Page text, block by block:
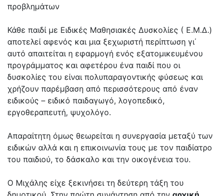
προβλημάτων
Κάθε παιδί με Ειδικές Μαθησιακές Δυσκολίες ( Ε.Μ.Δ.)
αποτελεί αφενός και μια ξεχωριστή περίπτωση γι΄
αυτό απαιτείται η εφαρμογή ενός εξατομικευμένου
προγράμματος και αφετέρου ένα παιδί που οι
δυσκολίες του είναι πολυπαραγοντικής φύσεως και
χρήζουν παρέμβαση από περισσότερους από έναν
ειδικούς – ειδικό παιδαγωγό, λογοπεδικό,
εργοθεραπευτή, ψυχολόγο.
Απαραίτητη όμως θεωρείται η συνεργασία μεταξύ των
ειδικών αλλά και η επικοινωνία τους με τον παιδίατρο
του παιδιού, το δάσκαλο και την οικογένεια του.
Ο Μιχάλης είχε ξεκινήσει τη δεύτερη τάξη του